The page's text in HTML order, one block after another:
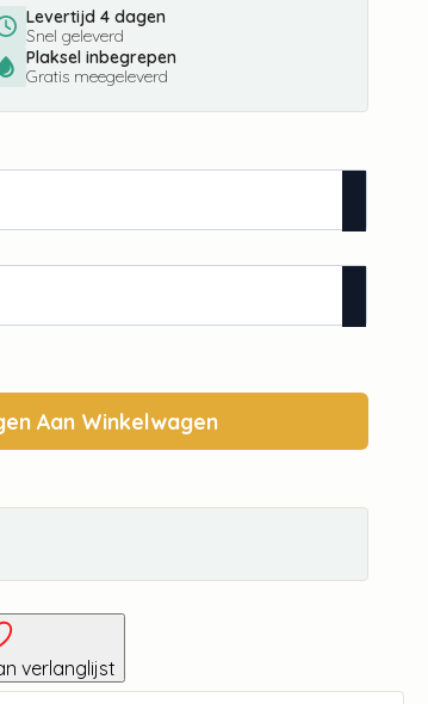
Levertijd 4 dagen
Snel geleverd
Plaksel inbegrepen
Gratis meegeleverd
Aan Winkelwagen
verlanglijst